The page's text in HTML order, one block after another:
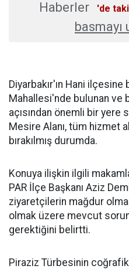
Haberler
'de
basmayı
Diyarbakır'ın Hani ilçesine
Mahallesi'nde bulunan ve
açısından önemli bir yere
Mesire Alanı, tüm hizmet
bırakılmış durumda.
Konuya ilişkin ilgili
PAR İlçe Başkanı Aziz
ziyaretçilerin mağdur
olmak üzere mevcut sorun
gerektiğini belirtti.
Piraziz Türbesinin